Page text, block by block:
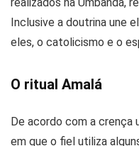
Inclusive a doutrina une
eles, o catolicismo e o
O ritual Amalá
De acordo com a crença
em que o fiel utiliza